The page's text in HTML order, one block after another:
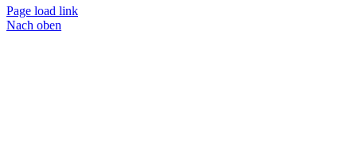
Page load link
Nach oben